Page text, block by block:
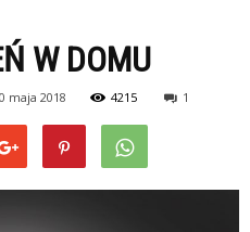
W DOMU
maja 2018 4215 1